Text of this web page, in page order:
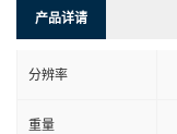
产品详请
分辨率
重量